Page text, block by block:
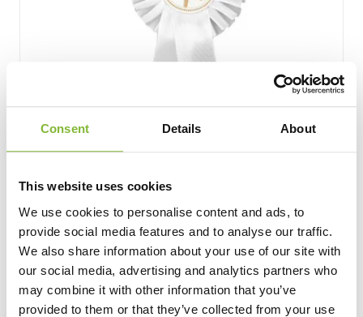
Consent Details About
This website uses cookies
We use cookies to personalise content and ads, to
provide social media features and to analyse our traffic.
We also share information about your use of our site with
our social media, advertising and analytics partners who
may combine it with other information that you’ve
provided to them or that they’ve collected from your use
Turnierschleife Weiß mit Pferdekopfemblem
1 Größe
Ab2,55